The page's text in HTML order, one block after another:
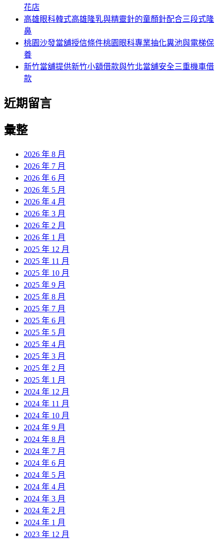
花店
高雄眼科韓式高雄隆乳與精靈針的童顏針配合三段式隆
鼻
桃園沙發當舖授信條件桃園眼科專業抽化糞池與電梯保
養
新竹當舖提供新竹小額借款與竹北當舖安全三重機車借
款
近期留言
彙整
2026 年 8 月
2026 年 7 月
2026 年 6 月
2026 年 5 月
2026 年 4 月
2026 年 3 月
2026 年 2 月
2026 年 1 月
2025 年 12 月
2025 年 11 月
2025 年 10 月
2025 年 9 月
2025 年 8 月
2025 年 7 月
2025 年 6 月
2025 年 5 月
2025 年 4 月
2025 年 3 月
2025 年 2 月
2025 年 1 月
2024 年 12 月
2024 年 11 月
2024 年 10 月
2024 年 9 月
2024 年 8 月
2024 年 7 月
2024 年 6 月
2024 年 5 月
2024 年 4 月
2024 年 3 月
2024 年 2 月
2024 年 1 月
2023 年 12 月